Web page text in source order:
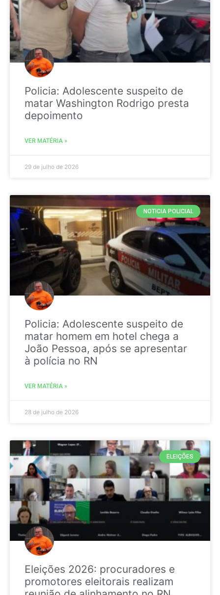
Policia: Adolescente suspeito de
matar Washington Rodrigo presta
depoimento
VER MATÉRIA »
29 de julho de 2026
NOTICIA POLICIAL
Policia: Adolescente suspeito de
matar homem em hotel chega a
João Pessoa, após se apresentar
à polícia no RN
VER MATÉRIA »
28 de julho de 2026
ELEIÇÕES
Eleições 2026: procuradores e
promotores eleitorais realizam